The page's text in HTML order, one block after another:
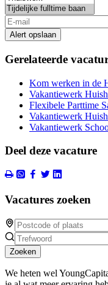
Alert opslaan
Gerelateerde
Kom werken in de
Vakantiewerk
Flexibele Parttime
Vakantiewerk
Vakantiewerk
Deel deze vacature
Vacatures zoeken
Zoeken
We heten wel